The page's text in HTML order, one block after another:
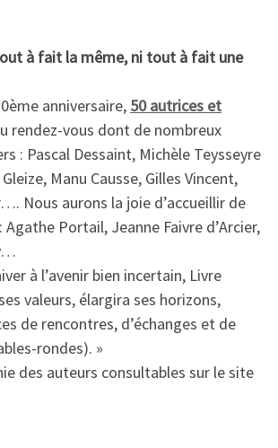
à fait la même, ni tout à fait une
anniversaire, 50 autrices et
rendez-vous dont de nombreux
: Pascal Dessaint, Michèle Teysseyre
Manu Causse, Gilles Vincent,
Nous aurons la joie d’accueillir de
Agathe Portail, Jeanne Faivre d’Arcier,
à l’avenir bien incertain, Livre
valeurs, élargira ses horizons,
de rencontres, d’échanges et de
rondes). »
des auteurs consultables sur le site